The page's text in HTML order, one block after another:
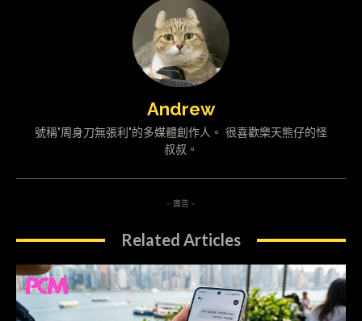
Andrew
號稱"周身刀無張利"的多媒體創作人。 很喜歡樂天熊仔的怪
叔叔。
- 廣告 -
Related Articles